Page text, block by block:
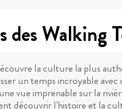
des Walking
la culture la plus
un temps incroyable avec
vue imprenable sur la
découvrir l'histoire et la